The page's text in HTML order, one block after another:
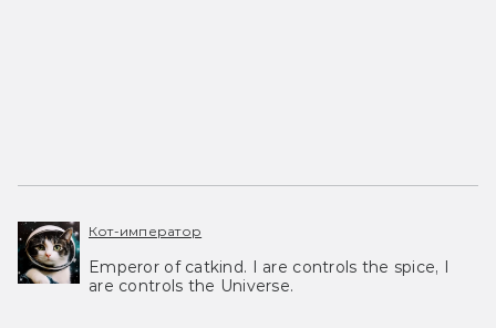
Кот-император
Emperor of catkind. I are controls the spice, I
are controls the Universe.